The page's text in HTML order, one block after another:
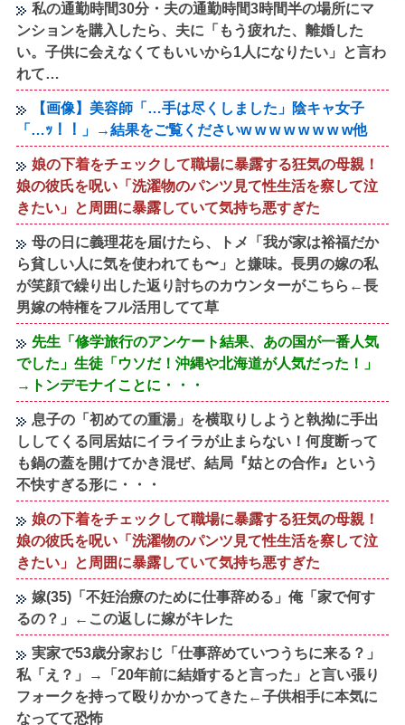
私の通勤時間30分・夫の通勤時間3時間半の場所にマ
ンションを購入したら、夫に「もう疲れた、離婚した
い。子供に会えなくてもいいから1人になりたい」と言わ
れて…
【画像】美容師「…手は尽くしました」陰キャ女子
「…ｯ！！」→結果をご覧くださいw w w w w w w w他
娘の下着をチェックして職場に暴露する狂気の母親！
娘の彼氏を呪い「洗濯物のパンツ見て性生活を察して泣
きたい」と周囲に暴露していて気持ち悪すぎた
母の日に義理花を届けたら、トメ「我が家は裕福だか
ら貧しい人に気を使われても〜」と嫌味。長男の嫁の私
が笑顔で繰り出した返り討ちのカウンターがこちら←長
男嫁の特権をフル活用してて草
先生「修学旅行のアンケート結果、あの国が一番人気
でした」生徒「ウソだ！沖縄や北海道が人気だった！」
→トンデモナイことに・・・
息子の「初めての重湯」を横取りしようと執拗に手出
ししてくる同居姑にイライラが止まらない！何度断って
も鍋の蓋を開けてかき混ぜ、結局『姑との合作』という
不快すぎる形に・・・
娘の下着をチェックして職場に暴露する狂気の母親！
娘の彼氏を呪い「洗濯物のパンツ見て性生活を察して泣
きたい」と周囲に暴露していて気持ち悪すぎた
嫁(35)「不妊治療のために仕事辞める」俺「家で何す
るの？」←この返しに嫁がキレた
実家で53歳分家おじ「仕事辞めていつうちに来る？」
私「え？」→「20年前に結婚すると言った」と言い張り
フォークを持って殴りかかってきた←子供相手に本気に
なってて恐怖